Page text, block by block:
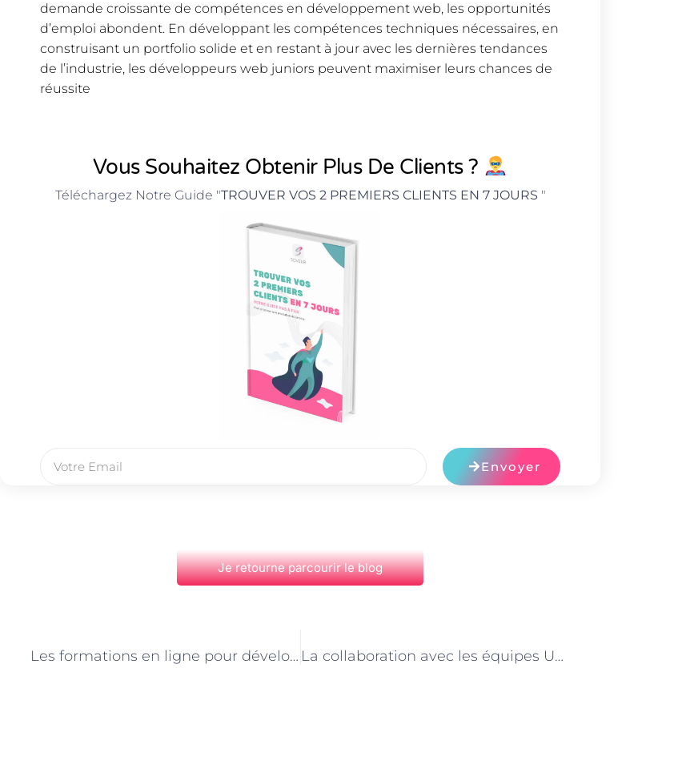
demande croissante de compétences en développement web, les opportunités
d’emploi abondent. En développant les compétences techniques nécessaires, en
construisant un portfolio solide et en restant à jour avec les dernières tendances
de l’industrie, les développeurs web juniors peuvent maximiser leurs chances de
réussite
Vous Souhaitez Obtenir Plus De Clients ?
Téléchargez Notre Guide "TROUVER VOS 2 PREMIERS CLIENTS EN 7 JOURS "
Envoyer
Je retourne parcourir le blog
Les formations en ligne pour développeurs web à Paris : une alternative efficace ? La collaboration avec les équipes UX/UI dans le développement web à Paris